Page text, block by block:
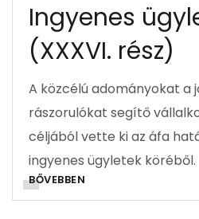
Ingyenes
(XXXVI. rész)
A közcélú adományokat a
rászorulókat segítő
céljából vette ki az áfa
ingyenes ügyletek köréből.
BŐVEBBEN